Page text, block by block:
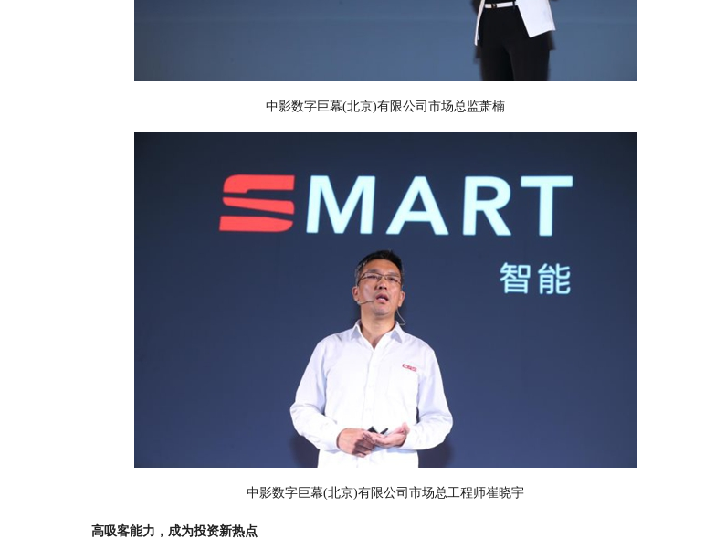
中影数字巨幕(北京)有限公司市场总监萧楠
中影数字巨幕(北京)有限公司市场总工程师崔晓宇
高吸客能力，成为投资新热点